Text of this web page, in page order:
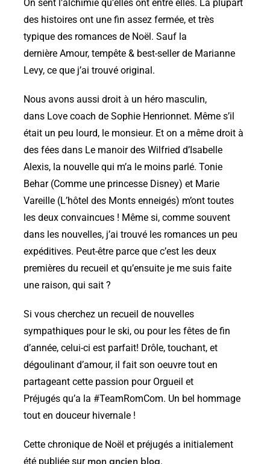
On sent l’alchimie qu’elles ont entre elles. La plupart
des histoires ont une fin assez fermée, et très
typique des romances de Noël. Sauf la
dernière Amour, tempête & best-seller de Marianne
Levy, ce que j’ai trouvé original.
Nous avons aussi droit à un héro masculin,
dans Love coach de Sophie Henrionnet. Même s’il
était un peu lourd, le monsieur. Et on a même droit à
des fées dans Le manoir des Wilfried d’Isabelle
Alexis, la nouvelle qui m’a le moins parlé. Tonie
Behar (Comme une princesse Disney) et Marie
Vareille (L’hôtel des Monts enneigés) m’ont toutes
les deux convaincues ! Même si, comme souvent
dans les nouvelles, j’ai trouvé les romances un peu
expéditives. Peut-être parce que c’est les deux
premières du recueil et qu’ensuite je me suis faite
une raison, qui sait ?
Si vous cherchez un recueil de nouvelles
sympathiques pour le ski, ou pour les fêtes de fin
d’année, celui-ci est parfait! Drôle, touchant, et
dégoulinant d’amour, il fait son oeuvre tout en
partageant cette passion pour Orgueil et
Préjugés qu’a la #TeamRomCom. Un bel hommage
tout en douceur hivernale !
Cette chronique de Noël et préjugés a initialement
été publiée sur mon ancien blog.